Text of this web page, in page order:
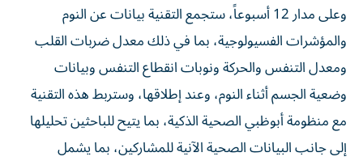
وعلى مدار 12 أسبوعاً، ستجمع التقنية بيانات عن النوم
والمؤشرات الفسيولوجية، بما في ذلك معدل ضربات القلب
ومعدل التنفس والحركة ونوبات انقطاع التنفس وبيانات
وضعية الجسم أثناء النوم، وعند إطلاقها، وستربط هذه التقنية
مع منظومة أبوظبي الصحية الذكية، بما يتيح للباحثين تحليلها
إلى جانب البيانات الصحية الآنية للمشاركين، بما يشمل